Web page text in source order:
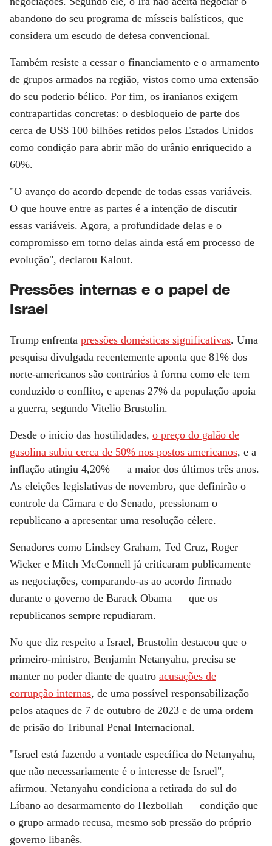
abandono do seu programa de mísseis balísticos, que
considera um escudo de defesa convencional.
Também resiste a cessar o financiamento e o armamento
de grupos armados na região, vistos como uma extensão
do seu poderio bélico. Por fim, os iranianos exigem
contrapartidas concretas: o desbloqueio de parte dos
cerca de US$ 100 bilhões retidos pelos Estados Unidos
como condição para abrir mão do urânio enriquecido a
60%.
"O avanço do acordo depende de todas essas variáveis.
O que houve entre as partes é a intenção de discutir
essas variáveis. Agora, a profundidade delas e o
compromisso em torno delas ainda está em processo de
evolução", declarou Kalout.
Pressões internas e o papel de
Israel
Trump enfrenta pressões domésticas significativas. Uma
pesquisa divulgada recentemente aponta que 81% dos
norte-americanos são contrários à forma como ele tem
conduzido o conflito, e apenas 27% da população apoia
a guerra, segundo Vitelio Brustolin.
Desde o início das hostilidades, o preço do galão de
gasolina subiu cerca de 50% nos postos americanos, e a
inflação atingiu 4,20% — a maior dos últimos três anos.
As eleições legislativas de novembro, que definirão o
controle da Câmara e do Senado, pressionam o
republicano a apresentar uma resolução célere.
Senadores como Lindsey Graham, Ted Cruz, Roger
Wicker e Mitch McConnell já criticaram publicamente
as negociações, comparando-as ao acordo firmado
durante o governo de Barack Obama — que os
republicanos sempre repudiaram.
No que diz respeito a Israel, Brustolin destacou que o
primeiro-ministro, Benjamin Netanyahu, precisa se
manter no poder diante de quatro acusações de
corrupção internas, de uma possível responsabilização
pelos ataques de 7 de outubro de 2023 e de uma ordem
de prisão do Tribunal Penal Internacional.
"Israel está fazendo a vontade específica do Netanyahu,
que não necessariamente é o interesse de Israel",
afirmou. Netanyahu condiciona a retirada do sul do
Líbano ao desarmamento do Hezbollah — condição que
o grupo armado recusa, mesmo sob pressão do próprio
governo libanês.